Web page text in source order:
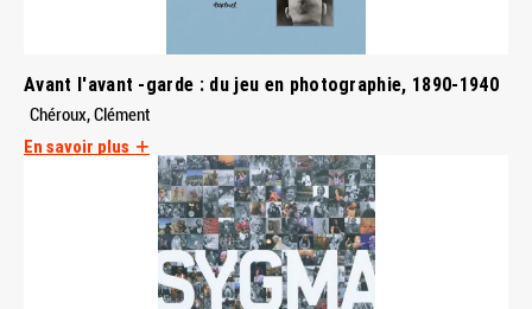
Avant l'avant -garde : du jeu en photographie, 1890-1940
Chéroux, Clément
En savoir plus